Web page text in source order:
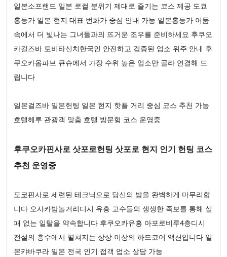
일본소프랜드 일본 로컬 분위기 제대로 즐기는 코스 제공 도쿄
홍등가 일본 현지 대표 번화가 중심 안내 가능 일본홍등가 어둠
속에서 더 빛나는 그녀들과의 뜨거운 조우를 준비하세요 후쿠오
카걸즈바 토비타신치한국인 안전하고 검증된 업소 위주 안내 후
쿠오카옵파브 큐슈에서 가장 수위 높은 업소만 골라 연결해 드
립니다
일본걸즈바 일본헌팅 일본 현지 핫플 거리 중심 코스 추천 가능
호텔헤루 관광객 맞춤 호텔 방문형 코스 운영중
후쿠오카핀사로 삿포로헌팅 삿포로 현지 인기 헌팅 코스
추천 운영중
도쿄핀사로 세련된 테크닉으로 당신의 밤을 완벽하게 마무리합
니다 오사카밤놀거리디시 유흥 고수들의 생생한 족보를 통해 실
패 없는 일탈을 약속합니다 후쿠오카유흥 아포로비루4층디시
전설의 층수에서 펼쳐지는 상상 이상의 하드코어 액션입니다 일
본캬바쿠라 일본 전국 인기 접객 업소 상담 가능